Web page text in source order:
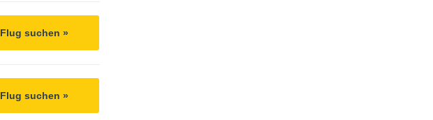
Flug suchen »
Flug suchen »